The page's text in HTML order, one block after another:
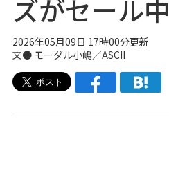
ズがセール中
2026年05月09日 17時00分更新
文● モーダル小嶋／ASCII